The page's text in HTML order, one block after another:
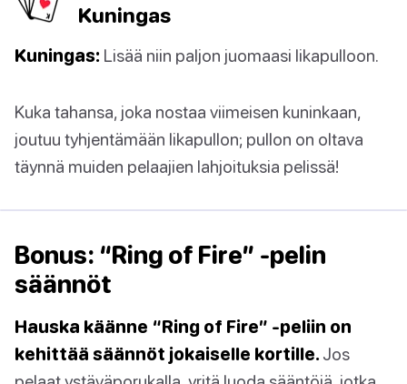
Kuningas
Kuningas: Lisää niin paljon juomaasi likapulloon.
Kuka tahansa, joka nostaa viimeisen kuninkaan,
joutuu tyhjentämään likapullon; pullon on oltava
täynnä muiden pelaajien lahjoituksia pelissä!
Bonus: “Ring of Fire” -pelin
säännöt
Hauska käänne “Ring of Fire” -peliin on
kehittää säännöt jokaiselle kortille. Jos